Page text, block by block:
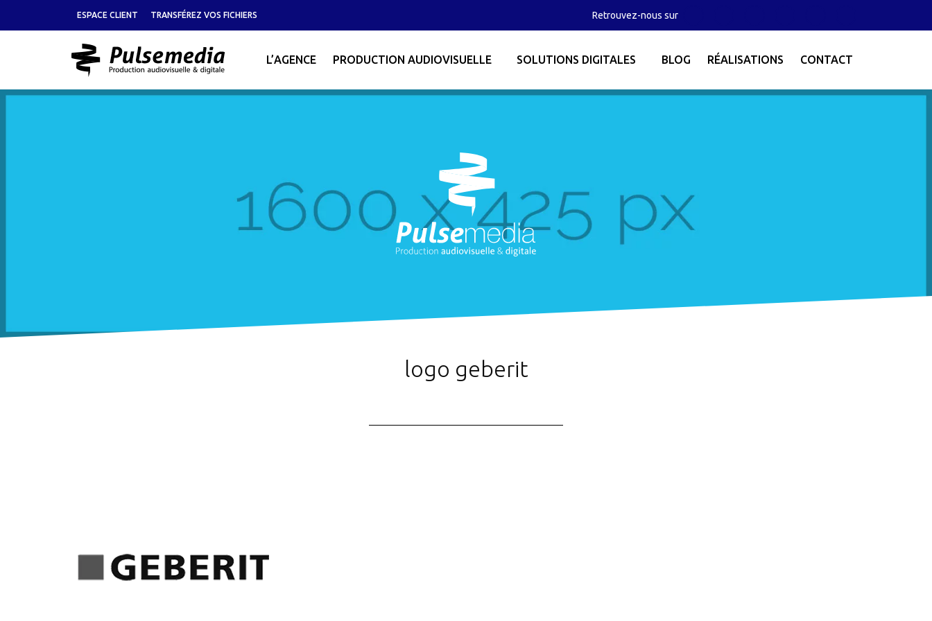
ESPACE CLIENT TRANSFÉREZ VOS FICHIERS Retrouvez-nous sur
L’AGENCE PRODUCTION AUDIOVISUELLE SOLUTIONS DIGITALES BLOG RÉALISATIONS CONTACT
logo geberit